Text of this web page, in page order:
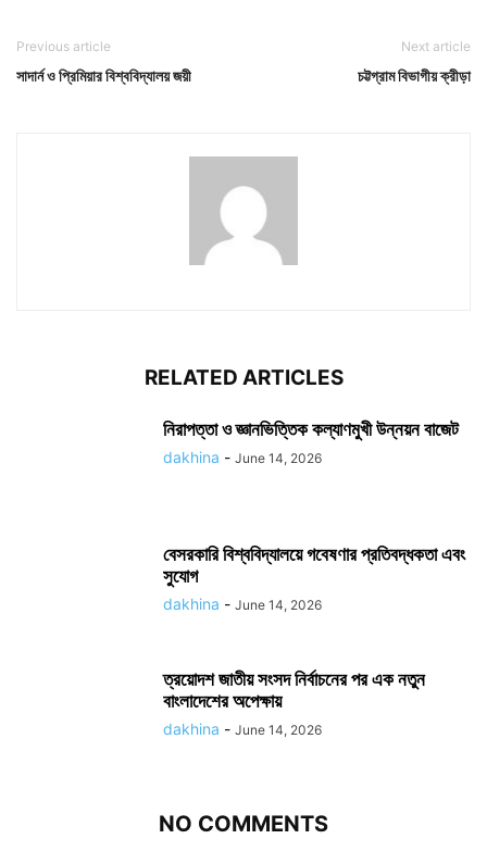
Previous article
সাদার্ন ও প্রিমিয়ার বিশ্ববিদ্যালয় জয়ী
Next article
চট্টগ্রাম বিভাগীয় ক্রীড়া
RELATED ARTICLES
নিরাপত্তা ও জ্ঞানভিত্তিক কল্যাণমুখী উন্নয়ন বাজেট
dakhina - June 14, 2026
বেসরকারি বিশ্ববিদ্যালয়ে গবেষণার প্রতিবদ্ধকতা এবং
সুযোগ
dakhina - June 14, 2026
ত্রয়োদশ জাতীয় সংসদ নির্বাচনের পর এক নতুন
বাংলাদেশের অপেক্ষায়
dakhina - June 14, 2026
NO COMMENTS